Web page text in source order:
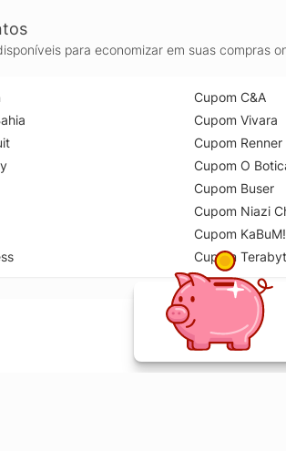
para economizar em suas compras
Cupom C&A
Cupom Vivara
Cupom Renner
Cupom O
Cupom Buser
Cupom Niazi
Cupom KaBuM!
Cupom